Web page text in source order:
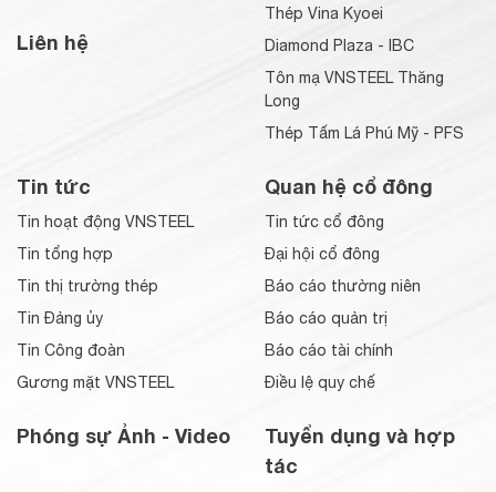
Liên hệ
Thép Vina Kyoei
Diamond Plaza - IBC
Tôn mạ VNSTEEL Thăng
Long
Thép Tấm Lá Phú Mỹ - PFS
Tin tức
Tin hoạt động VNSTEEL
Tin tổng hợp
Tin thị trường thép
Tin Đảng ủy
Tin Công đoàn
Gương mặt VNSTEEL
Phóng sự Ảnh - Video
Quan hệ cổ đông
Tin tức cổ đông
Đại hội cổ đông
Báo cáo thường niên
Báo cáo quản trị
Báo cáo tài chính
Điều lệ quy chế
Tuyển dụng và hợp
tác